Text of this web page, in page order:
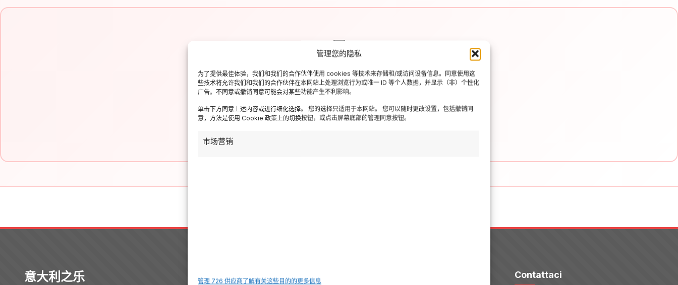
管理您的隐私
为了提供最佳体验，我们和我们的合作伙伴使用 cookies 等技术来存储和/或访问设备信息。同意使用这
些技术将允许我们和我们的合作伙伴在本网站上处理浏览行为或唯一 ID 等个人数据，并显示（非）个性化
广告。不同意或撤销同意可能会对某些功能产生不利影响。
单击下方同意上述内容或进行细化选择。 您的选择只适用于本网站。 您可以随时更改设置，包括撤销同
意，方法是使用 Cookie 政策上的切换按钮，或点击屏幕底部的管理同意按钮。
市场营销
管理 726 供应商了解有关这些目的的更多信息
✉
Resta aggiornato sull'Italia
Iscriviti alla newsletter per ricevere guide di viaggio, offerte esclusive e
ispirazioni settimanali
意大利之乐 Servizi Contattaci